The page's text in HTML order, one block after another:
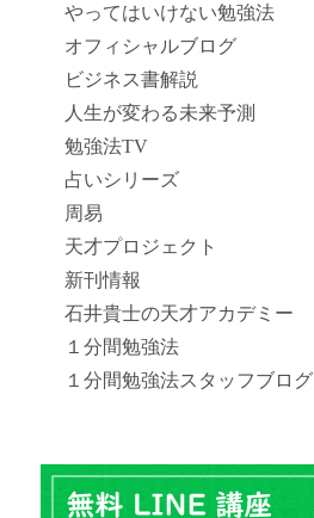
やってはいけない勉強法
オフィシャルブログ
ビジネス書解説
人生が変わる未来予測
勉強法TV
占いシリーズ
周易
天才プロジェクト
新刊情報
石井貴士の天才アカデミー
１分間勉強法
１分間勉強法スタッフブログ